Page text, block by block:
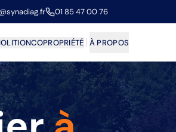
01 85 47 00 76
COPROPRIÉTÉ À PROPOS